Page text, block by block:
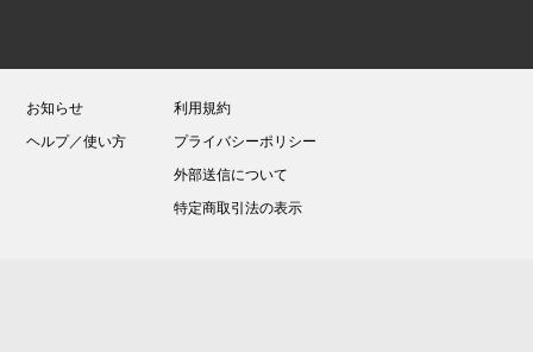
お知らせ
ヘルプ／使い方
利用規約
プライバシーポリシー
外部送信について
特定商取引法の表示